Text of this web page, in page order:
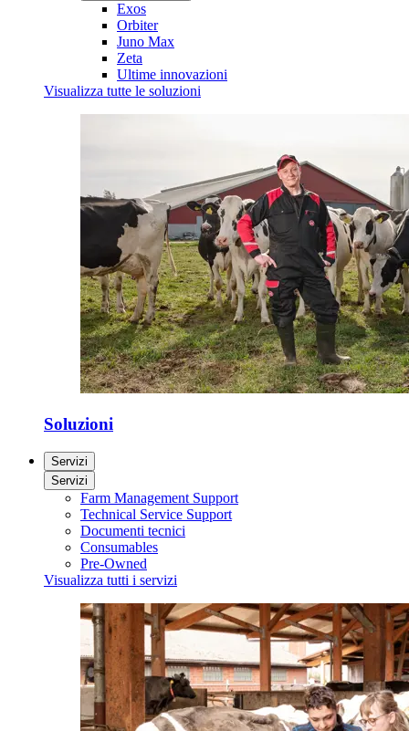
Exos
Orbiter
Juno Max
Zeta
Ultime innovazioni
Visualizza tutte le soluzioni
Soluzioni
Servizi
Servizi
Farm Management Support
Technical Service Support
Documenti tecnici
Consumables
Pre-Owned
Visualizza tutti i servizi